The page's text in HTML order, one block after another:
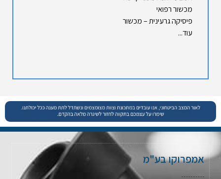
מכשור רפואי
פיסיקה גרעינית – מכשור
עוד...
אמפרוקו בע"מ